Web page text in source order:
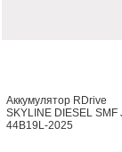
Аккумулятор RDrive
SKYLINE DIESEL SMF
44B19L-2025